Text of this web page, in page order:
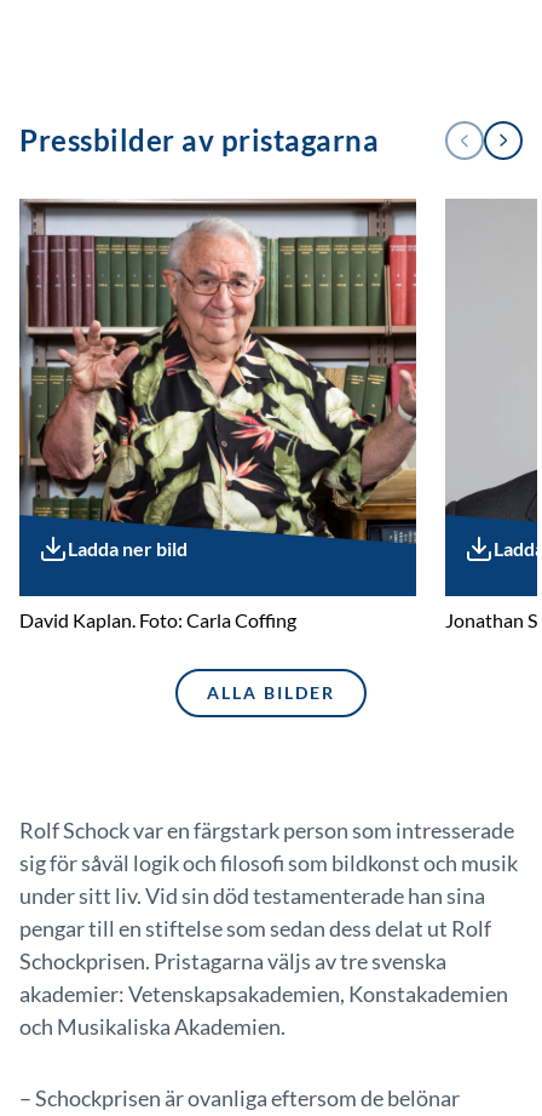
Pressbilder av pristagarna Previous Next
Ladda ner bild
David Kaplan. Foto: Carla Coffing Jonathan
ALLA BILDER
Rolf Schock var en färgstark person som intresserade
sig för såväl logik och filosofi som bildkonst och musik
under sitt liv. Vid sin död testamenterade han sina
pengar till en stiftelse som sedan dess delat ut Rolf
Schockprisen. Pristagarna väljs av tre svenska
akademier: Vetenskapsakademien, Konstakademien
och Musikaliska Akademien.
– Schockprisen är ovanliga eftersom de belönar